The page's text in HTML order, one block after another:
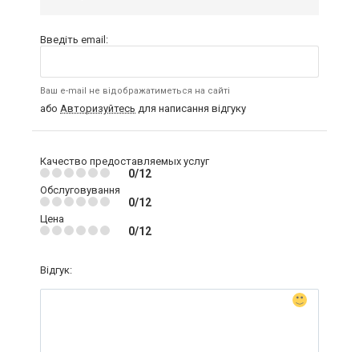
Введіть email:
Ваш e-mail не відображатиметься на сайті
або Авторизуйтесь для написання відгуку
Качество предоставляемых услуг
0/12
Обслуговування
0/12
Цена
0/12
Відгук: